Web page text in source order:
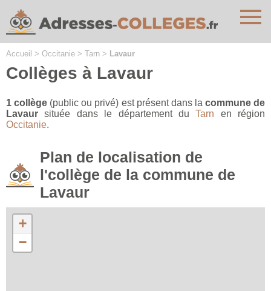
Accueil > Occitanie > Tarn > Lavaur
Collèges à Lavaur
1 collège (public ou privé) est présent dans la commune de
Lavaur située dans le département duTarn en région
Occitanie.
Plan de localisation de
l'collège de la commune de
Lavaur
+
−